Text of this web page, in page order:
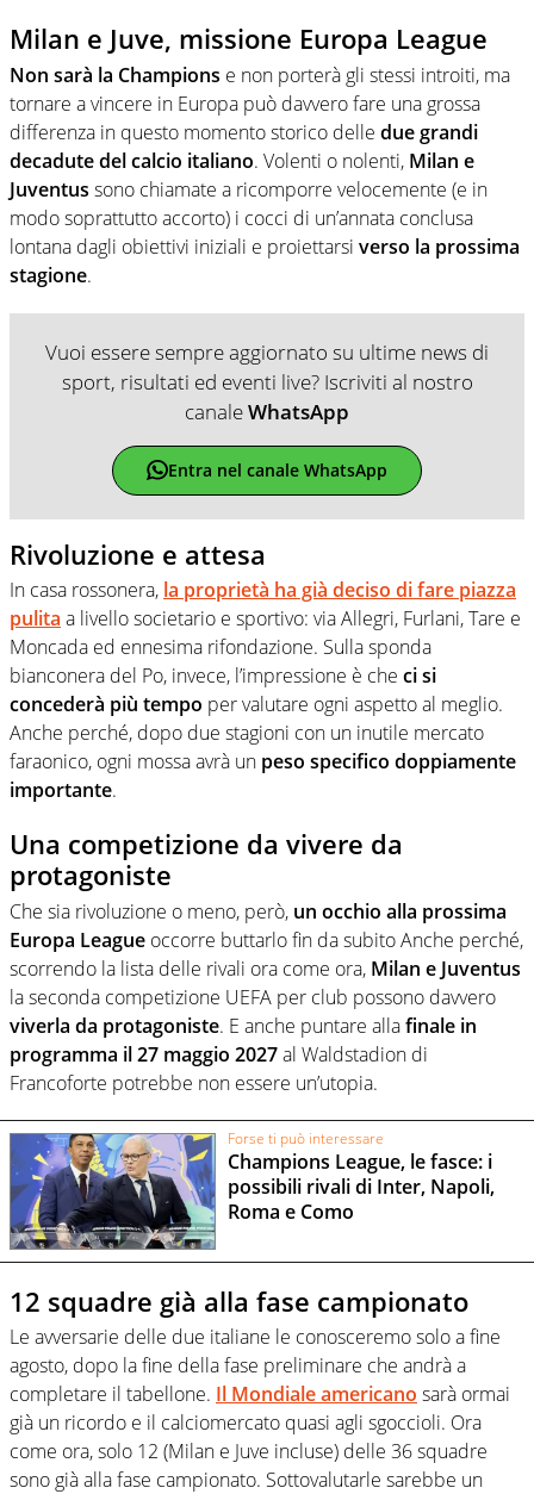
Milan e Juve, missione Europa League
Non sarà la Champions e non porterà gli stessi introiti, ma
tornare a vincere in Europa può davvero fare una grossa
differenza in questo momento storico delle due grandi
decadute del calcio italiano. Volenti o nolenti, Milan e
Juventus sono chiamate a ricomporre velocemente (e in
modo soprattutto accorto) i cocci di un’annata conclusa
lontana dagli obiettivi iniziali e proiettarsi verso la prossima
stagione.
Vuoi essere sempre aggiornato su ultime news di
sport, risultati ed eventi live? Iscriviti al nostro
canaleWhatsApp
Entra nel canale WhatsApp
Rivoluzione e attesa
In casa rossonera, la proprietà ha già deciso di fare piazza
pulita a livello societario e sportivo: via Allegri, Furlani, Tare e
Moncada ed ennesima rifondazione. Sulla sponda
bianconera del Po, invece, l’impressione è che ci si
concederà più tempo per valutare ogni aspetto al meglio.
Anche perché, dopo due stagioni con un inutile mercato
faraonico, ogni mossa avrà un peso specifico doppiamente
importante.
Una competizione da vivere da
protagoniste
Che sia rivoluzione o meno, però, un occhio alla prossima
Europa League occorre buttarlo fin da subito Anche perché,
scorrendo la lista delle rivali ora come ora, Milan e Juventus
la seconda competizione UEFA per club possono davvero
viverla da protagoniste. E anche puntare allafinale in
programma il 27 maggio 2027al Waldstadion di
Francoforte potrebbe non essere un’utopia.
Forse ti può interessare
Champions League, le fasce: i
possibili rivali di Inter, Napoli,
Roma e Como
12 squadre già alla fase campionato
Le avversarie delle due italiane le conosceremo solo a fine
agosto, dopo la fine della fase preliminare che andrà a
completare il tabellone. Il Mondiale americano sarà ormai
già un ricordo e il calciomercato quasi agli sgoccioli. Ora
come ora, solo 12 (Milan e Juve incluse) delle 36 squadre
sono già alla fase campionato. Sottovalutarle sarebbe un